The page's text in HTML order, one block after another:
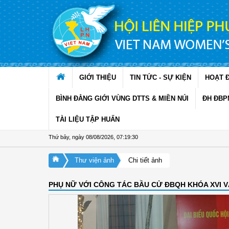
Truy cập nội dung luôn
GIỚI THIỆU TIN TỨC - SỰ KIỆN HOẠT
BÌNH ĐẲNG GIỚI VÙNG DTTS & MIỀN NÚI ĐH
TÀI LIỆU TẬP HUẤN
Thứ bảy, ngày 08/08/2026 07:19:31
Thư viện ảnh Chi tiết ảnh
PHỤ NỮ VỚI CÔNG TÁC BẦU CỬ ĐBQH KHÓA XVI